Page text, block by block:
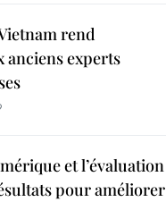
rend
anciens experts
et l’évaluation
pour améliorer